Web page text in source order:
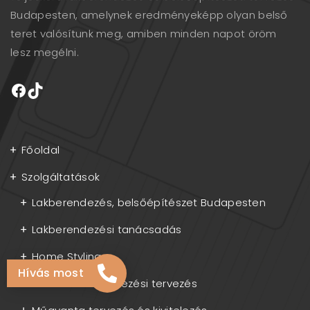
Budapesten, amelynek eredményeképp olyan belső
teret valósítunk meg, amiben minden napot öröm
lesz megélni.
Főoldal
Szolgáltatások
Lakberendezés, belsőépítészet Budapesten
Lakberendezési tanácsadás
Home Styling
Online lakberendezési tervezés
Hívás most